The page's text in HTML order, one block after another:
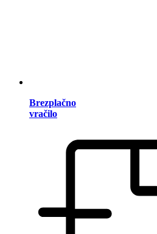
Brezplačno
vračilo